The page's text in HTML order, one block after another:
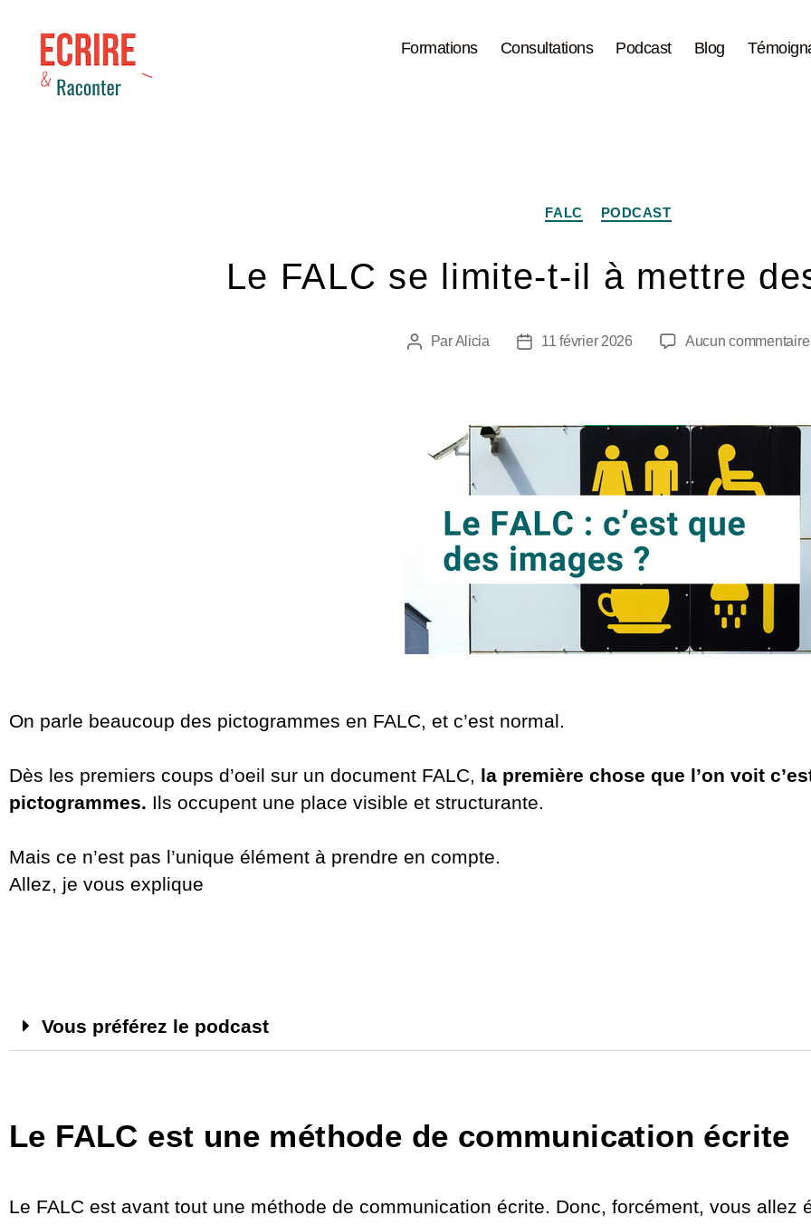
Formations Consultations Podcast Blog
FALC PODCAST
Le FALC se limite-t-il à mettre
ParAlicia 11 février 2026 Aucun commentaire
On parle beaucoup des pictogrammes en FALC, et c’est normal.
Dès les premiers coups d’oeil sur un document FALC, la première chose que l’on voit
pictogrammes. Ils occupent une place visible et structurante.
Mais ce n’est pas l’unique élément à prendre en compte.
Allez, je vous explique
Vous préférez le podcast
Le FALC est une méthode de communication écrite
Le FALC est avant tout une méthode de communication écrite. Donc, forcément, vous allez